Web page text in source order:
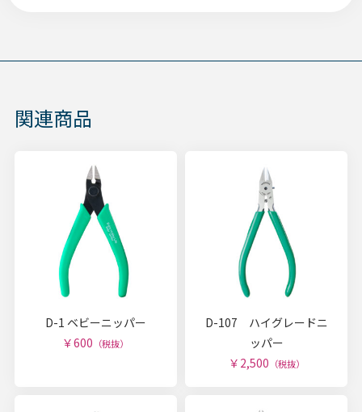
関連商品
D-1 ベビーニッパー
￥600 （税抜）
D-107 ハイグレードニ
ッパー
￥2,500 （税抜）